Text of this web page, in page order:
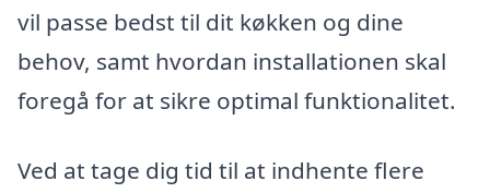
vil passe bedst til dit køkken og dine
behov, samt hvordan installationen skal
foregå for at sikre optimal funktionalitet.
Ved at tage dig tid til at indhente flere